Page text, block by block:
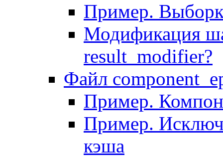
Пример.
Модификация
result_modifier?
Файл
Пример.
Пример.
кэша